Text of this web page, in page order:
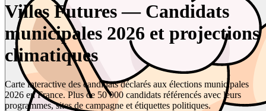
Villes Futures — Candidats
municipales 2026 et projections
climatiques
Carte interactive des candidats déclarés aux élections municipales
2026 en France. Plus de 50 000 candidats référencés avec leurs
programmes, sites de campagne et étiquettes politiques.